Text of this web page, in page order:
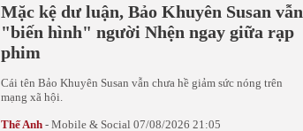
Mặc kệ dư luận, Bảo Khuyên Susan vẫn
"biến hình" người Nhện ngay giữa rạp
phim
Cái tên Bảo Khuyên Susan vẫn chưa hề giảm sức nóng trên
mạng xã hội.
Thế Anh - Mobile & Social 07/08/2026 21:05